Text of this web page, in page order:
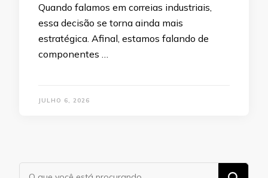
Quando falamos em correias industriais,
essa decisão se torna ainda mais
estratégica. Afinal, estamos falando de
componentes …
JULHO 6, 2026
Procurando